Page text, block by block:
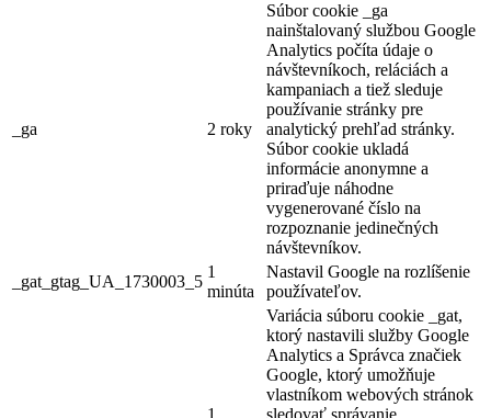
_ga 2 roky
Súbor cookie _ga
nainštalovaný službou Google
Analytics počíta údaje o
návštevníkoch, reláciách a
kampaniach a tiež sleduje
používanie stránky pre
analytický prehľad stránky.
Súbor cookie ukladá
informácie anonymne a
priraďuje náhodne
vygenerované číslo na
rozpoznanie jedinečných
návštevníkov.
_gat_gtag_UA_1730003_5
1
minúta
Nastavil Google na rozlíšenie
používateľov.
Variácia súboru cookie _gat,
ktorý nastavili služby Google
Analytics a Správca značiek
Google, ktorý umožňuje
vlastníkom webových stránok